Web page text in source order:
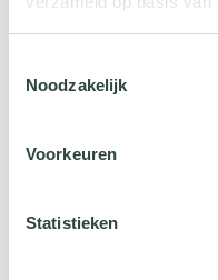
jehier.
Noodzakelijk
Voorkeuren
Statistieken